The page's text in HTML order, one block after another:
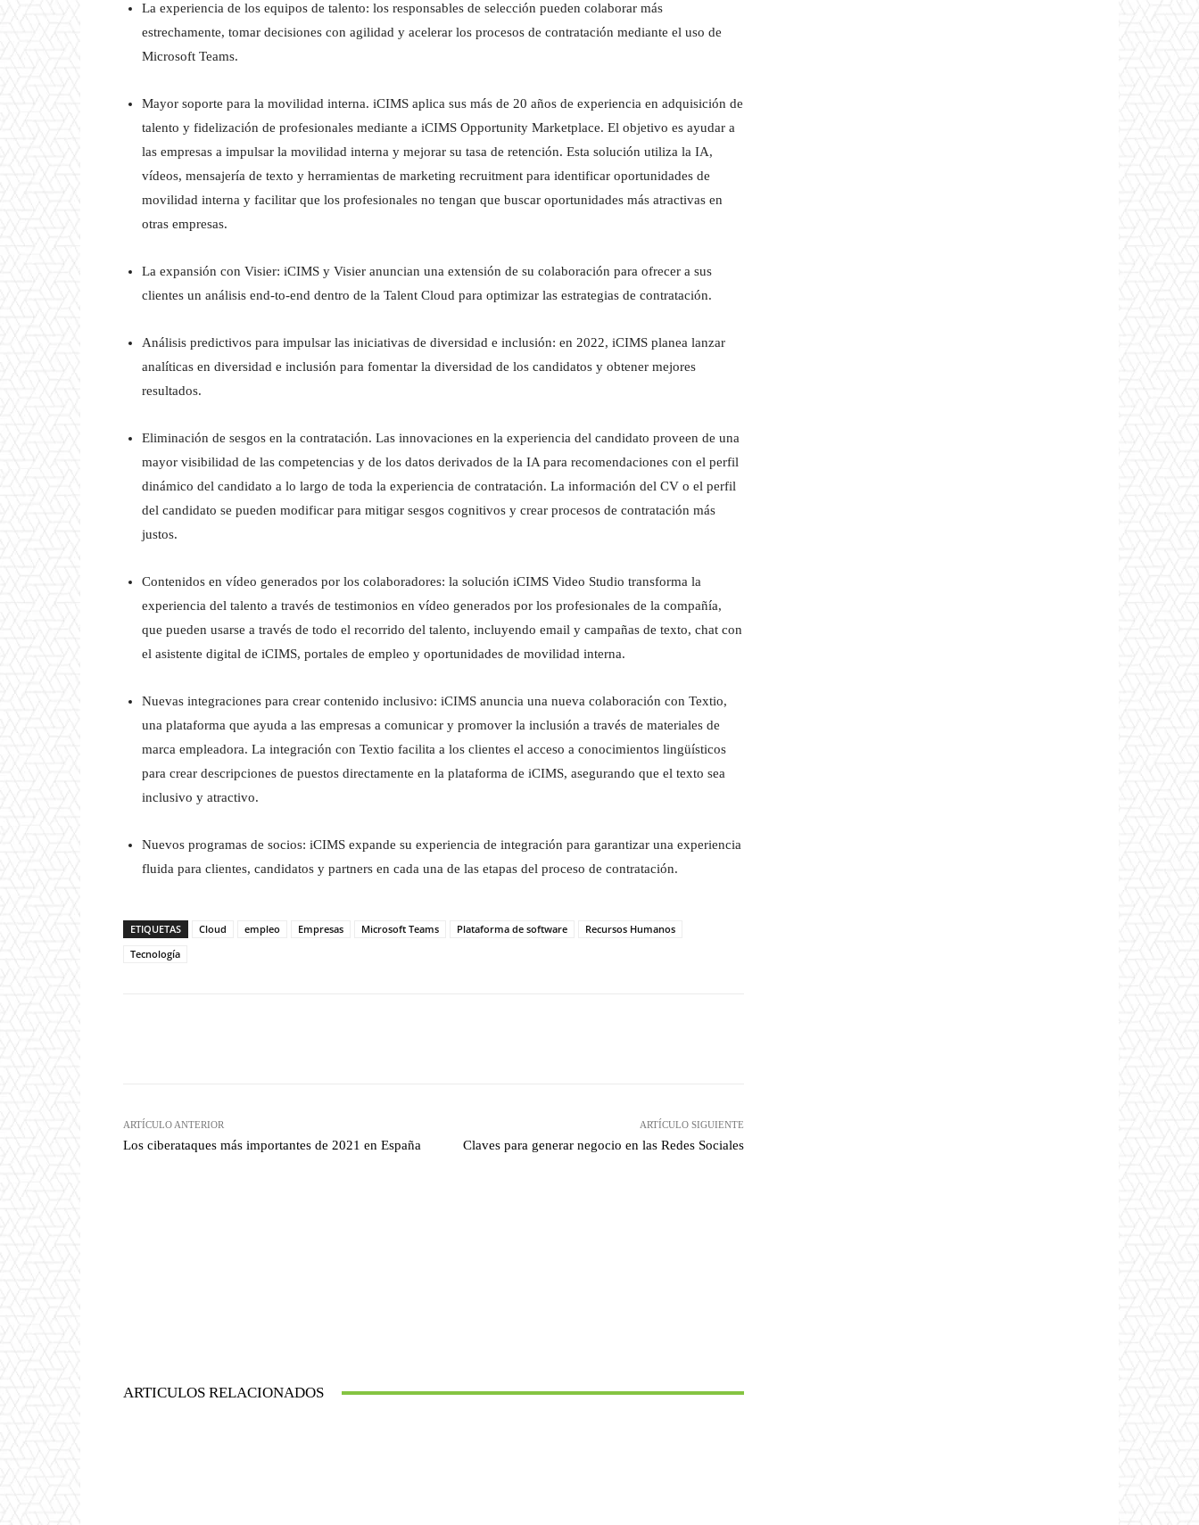
La experiencia de los equipos de talento: los responsables de selección pueden colaborar más
estrechamente, tomar decisiones con agilidad y acelerar los procesos de contratación mediante el uso de
Microsoft Teams.
Mayor soporte para la movilidad interna. iCIMS aplica sus más de 20 años de experiencia en adquisición de
talento y fidelización de profesionales mediante a iCIMS Opportunity Marketplace. El objetivo es ayudar a
las empresas a impulsar la movilidad interna y mejorar su tasa de retención. Esta solución utiliza la IA,
vídeos, mensajería de texto y herramientas de marketing recruitment para identificar oportunidades de
movilidad interna y facilitar que los profesionales no tengan que buscar oportunidades más atractivas en
otras empresas.
La expansión con Visier: iCIMS y Visier anuncian una extensión de su colaboración para ofrecer a sus
clientes un análisis end-to-end dentro de la Talent Cloud para optimizar las estrategias de contratación.
Análisis predictivos para impulsar las iniciativas de diversidad e inclusión: en 2022, iCIMS planea lanzar
analíticas en diversidad e inclusión para fomentar la diversidad de los candidatos y obtener mejores
resultados.
Eliminación de sesgos en la contratación. Las innovaciones en la experiencia del candidato proveen de una
mayor visibilidad de las competencias y de los datos derivados de la IA para recomendaciones con el perfil
dinámico del candidato a lo largo de toda la experiencia de contratación. La información del CV o el perfil
del candidato se pueden modificar para mitigar sesgos cognitivos y crear procesos de contratación más
justos.
Contenidos en vídeo generados por los colaboradores: la solución iCIMS Video Studio transforma la
experiencia del talento a través de testimonios en vídeo generados por los profesionales de la compañía,
que pueden usarse a través de todo el recorrido del talento, incluyendo email y campañas de texto, chat con
el asistente digital de iCIMS, portales de empleo y oportunidades de movilidad interna.
Nuevas integraciones para crear contenido inclusivo: iCIMS anuncia una nueva colaboración con Textio,
una plataforma que ayuda a las empresas a comunicar y promover la inclusión a través de materiales de
marca empleadora. La integración con Textio facilita a los clientes el acceso a conocimientos lingüísticos
para crear descripciones de puestos directamente en la plataforma de iCIMS, asegurando que el texto sea
inclusivo y atractivo.
Nuevos programas de socios: iCIMS expande su experiencia de integración para garantizar una experiencia
fluida para clientes, candidatos y partners en cada una de las etapas del proceso de contratación.
ETIQUETAS Cloud empleo Empresas Microsoft Teams Plataforma de software
Recursos Humanos
Tecnología
ARTÍCULO ANTERIOR
Los ciberataques más importantes de 2021 en España
ARTÍCULO SIGUIENTE
Claves para generar negocio en las Redes Sociales
ARTICULOS RELACIONADOS